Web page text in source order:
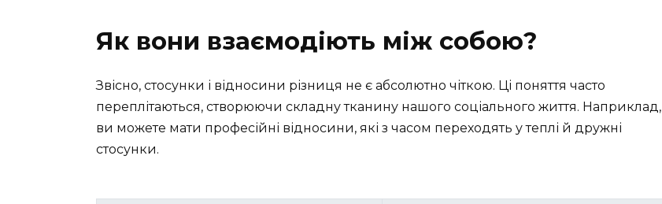
Як вони взаємодіють між собою?
Звісно, стосунки і відносини різниця не є абсолютно чіткою. Ці поняття часто
переплітаються, створюючи складну тканину нашого соціального життя. Наприклад,
ви можете мати професійні відносини, які з часом переходять у теплі й дружні
стосунки.